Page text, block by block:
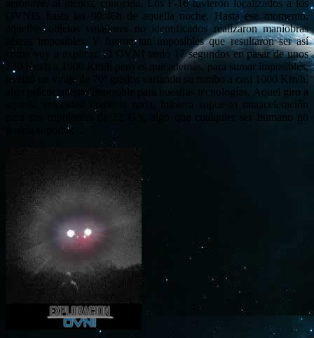
aeronave, al menos, conocida. Los F-16 tuvieron localizados a los
OVNIS hasta las 00:46h de aquella noche. Hasta ese momento,
aquellos objetos voladores no identificados realizaron maniobras
aéreas imposibles. Y fueron tan imposibles que resultaron ser así
cómo voy a explicar. El OVNI tardó 17 segundos en pasar de unos
220 Km/h a 1900 Km/h pero es que además, para sumar imposibles,
realizó un viraje de 70º grados variando su rumbo a casi 1000 Km/h,
algo prácticamente imposible para nuestras tecnologías. Aquel giro a
aquella velocidad como si nada, hubiera supuesto unaaceleración
para sus tripulantes de 22 G’s, algo que cualquier ser humano no
podría soportar.